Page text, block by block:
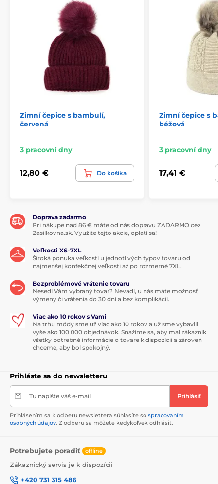
Zimní čepice s bambulí,
červená
3 pracovní dny
12,80 € Do košíka
Zimní čepice s
béžová
3 pracovní dny
17,41 €
Doprava zadarmo
Pri nákupe nad 86 € máte od nás dopravu ZADARMO cez
Zasilkovna.sk. Využite tejto akcie, oplatí sa!
Veľkosti XS-7XL
Široká ponuka veľkostí u jednotlivých typov tovaru od
najmenšej konfekčnej veľkosti až po rozmerné 7XL.
Bezproblémové vrátenie tovaru
Nesedí Vám vybraný tovar? Nevadí, u nás máte možnosť
výmeny či vrátenia do 30 dní a bez komplikácií.
Viac ako 10 rokov s Vami
Na trhu módy sme už viac ako 10 rokov a už sme vybavili
vyše ako 100 000 objednávok. Snažíme sa, aby mal zákazník
všetky potrebné informácie o tovare k dispozícii a zároveň
chceme, aby bol spokojný.
Prihláste sa do newsletteru
Tu napíšte váš e-mail Prihlásiť
Prihlásením sa k odberu newslettera súhlasíte so spracovaním
osobných údajov. Z odberu sa môžete kedykoľvek odhlásiť.
Potrebujete poradiť offline
Zákaznický servis je k dispozícii
+420 731 315 486